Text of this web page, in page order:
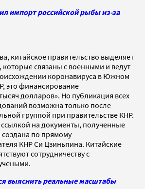
импорт российской рыбы из-за
китайское правительство выделяет
которые связаны с военными и ведут
коронавируса в Южном
это финансирование
долларов». Но публикация всех
возможна только после
группой при правительстве КНР.
ссылкой на документы, полученные
создана по прямому
КНР Си Цзиньпина. Китайские
сотрудничеству с
выяснить реальные масштабы